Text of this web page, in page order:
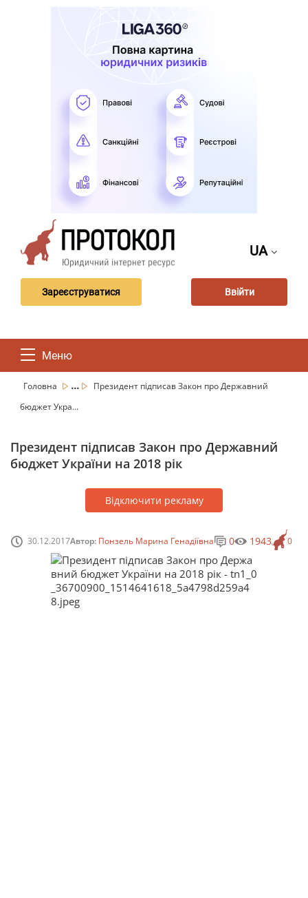
UA
Зареєструватися Ввійти
Меню
Головна ...
Президент підписав Закон про Державний
бюджет Укра...
Президент підписав Закон про Державний
бюджет України на 2018 рік
Відключити рекламу
30.12.2017Автор: Понзель Марина Генадіївна 0
0 1943